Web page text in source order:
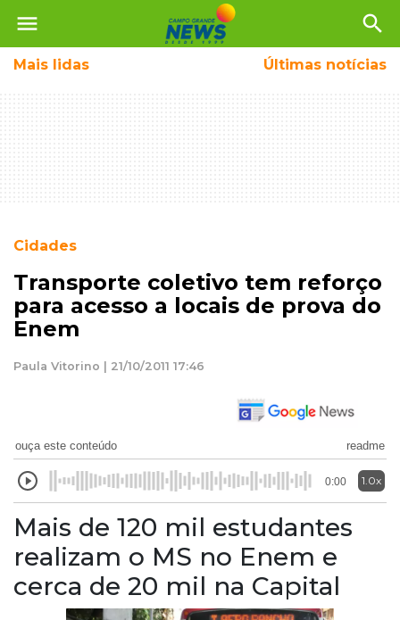
menu search
Mais lidas Últimas notícias
Cidades
Transporte coletivo tem reforço
para acesso a locais de prova do
Enem
Paula Vitorino | 21/10/2011 17:46
ouça este conteúdo readme
0:00 1.0x
Mais de 120 mil estudantes
realizam o MS no Enem e
cerca de 20 mil na Capital